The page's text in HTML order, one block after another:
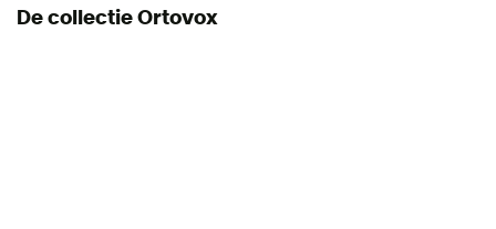
De collectie Ortovox